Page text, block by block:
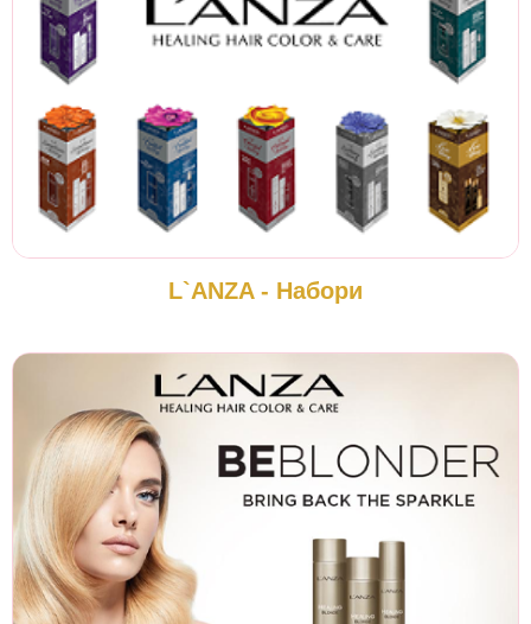
L`ANZA - Набори